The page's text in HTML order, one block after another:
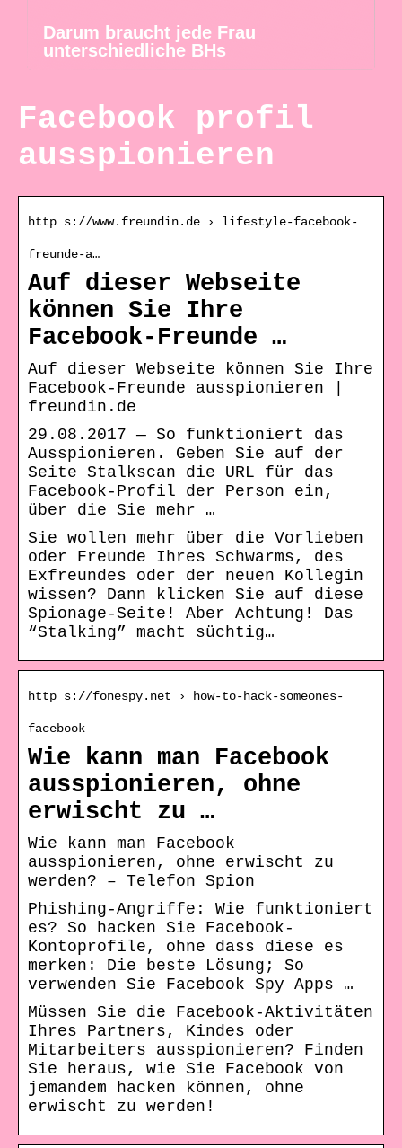
Darum braucht jede Frau
unterschiedliche BHs
Facebook profil
ausspionieren
http s://www.freundin.de › lifestyle-facebook-
freunde-a…
Auf dieser Webseite
können Sie Ihre
Facebook-Freunde …
Auf dieser Webseite können Sie Ihre
Facebook-Freunde ausspionieren |
freundin.de
29.08.2017 — So funktioniert das
Ausspionieren. Geben Sie auf der
Seite Stalkscan die URL für das
Facebook-Profil der Person ein,
über die Sie mehr …
Sie wollen mehr über die Vorlieben
oder Freunde Ihres Schwarms, des
Exfreundes oder der neuen Kollegin
wissen? Dann klicken Sie auf diese
Spionage-Seite! Aber Achtung! Das
“Stalking” macht süchtig…
http s://fonespy.net › how-to-hack-someones-
facebook
Wie kann man Facebook
ausspionieren, ohne
erwischt zu …
Wie kann man Facebook
ausspionieren, ohne erwischt zu
werden? – Telefon Spion
Phishing-Angriffe: Wie funktioniert
es? So hacken Sie Facebook-
Kontoprofile, ohne dass diese es
merken: Die beste Lösung; So
verwenden Sie Facebook Spy Apps …
Müssen Sie die Facebook-Aktivitäten
Ihres Partners, Kindes oder
Mitarbeiters ausspionieren? Finden
Sie heraus, wie Sie Facebook von
jemandem hacken können, ohne
erwischt zu werden!